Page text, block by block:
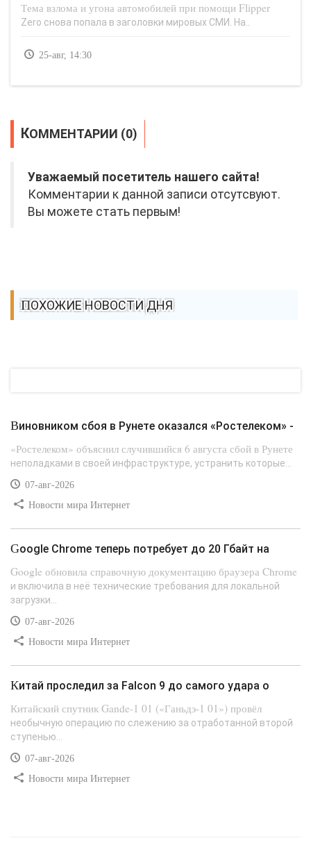
Тема взлома и угона автомобилей при помощи Flipper
Zero снова попала в заголовки мировых СМИ. На..
25-авг, 14:30
КОММЕНТАРИИ (0)
Уважаемый посетитель нашего сайта!
Комментарии к данной записи отсутсвуют.
Вы можете стать первым!
ПОХОЖИЕ НОВОСТИ ДНЯ
Виновником сбоя в Рунете оказался «Ростелеком» -
«Ростелеком» объяснил случившийся 6 августа сбой в Рунете
неполадками в своей инфраструктуре, устранить которые...
07-авг-2026
Новости мира Интернет
Google Chrome теперь потребует до 20 Гбайт на
Google обновила справочную документацию браузера Chrome
и включила в неё технические требования для локальной
загрузки...
07-авг-2026
Новости мира Интернет
Китай проследил за Falcon 9 до самого удара о
Китайский спутник Gande-1 01 («Ганьдэ-1 01») провёл
необычную операцию по слежению за отработанной второй
ступенью...
07-авг-2026
Новости мира Интернет